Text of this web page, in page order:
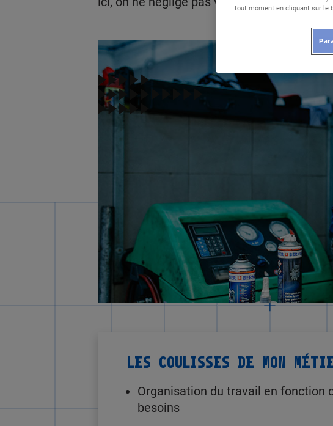
LES COULISSES DE MON
Organisation du travail en fonction
besoins
tout moment en cliquant sur le